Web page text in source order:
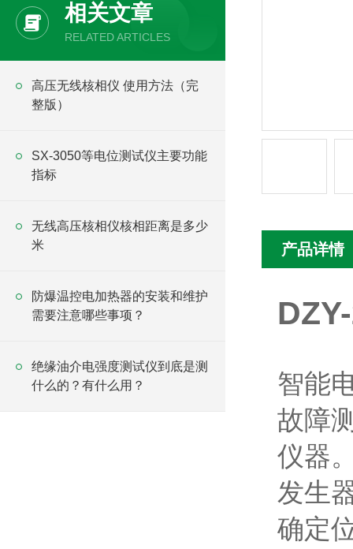
相关文章
RELATED ARTICLES
高压无线核相仪 使用方法（完
整版）
SX-3050等电位测试仪主要功能
指标
无线高压核相仪核相距离是多少
米
防爆温控电加热器的安装和维护
需要注意哪些事项？
绝缘油介电强度测试仪到底是测
什么的？有什么用？
产品详情
智能
故障
仪器
发生
确定